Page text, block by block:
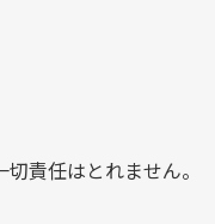
責任はとれません。